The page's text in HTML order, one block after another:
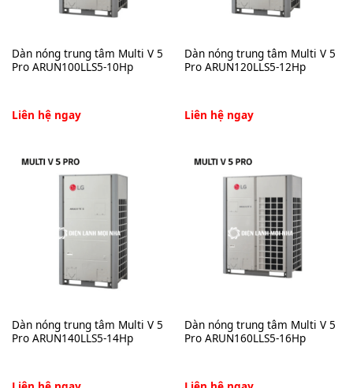
Dàn nóng trung tâm Multi V 5
Pro ARUN100LLS5-10Hp
Liên hệ ngay
Dàn nóng trung tâm Multi V 5
Pro ARUN120LLS5-12Hp
Liên hệ ngay
Dàn nóng trung tâm Multi V 5
Pro ARUN140LLS5-14Hp
Dàn nóng trung tâm Multi V 5
Pro ARUN160LLS5-16Hp